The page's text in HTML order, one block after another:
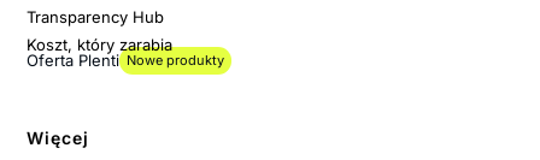
Transparency Hub
Koszt, który zarabia
Oferta Plenti Nowe produkty
Więcej